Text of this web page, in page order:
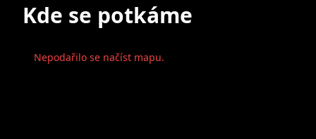
Kde se potkáme
Nepodařilo se načíst mapu.